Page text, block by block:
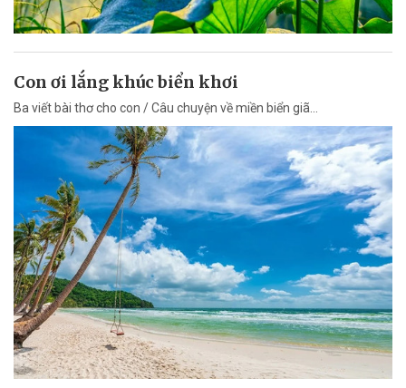
Con ơi lắng khúc biển khơi
Ba viết bài thơ cho con / Câu chuyện về miền biển giã...